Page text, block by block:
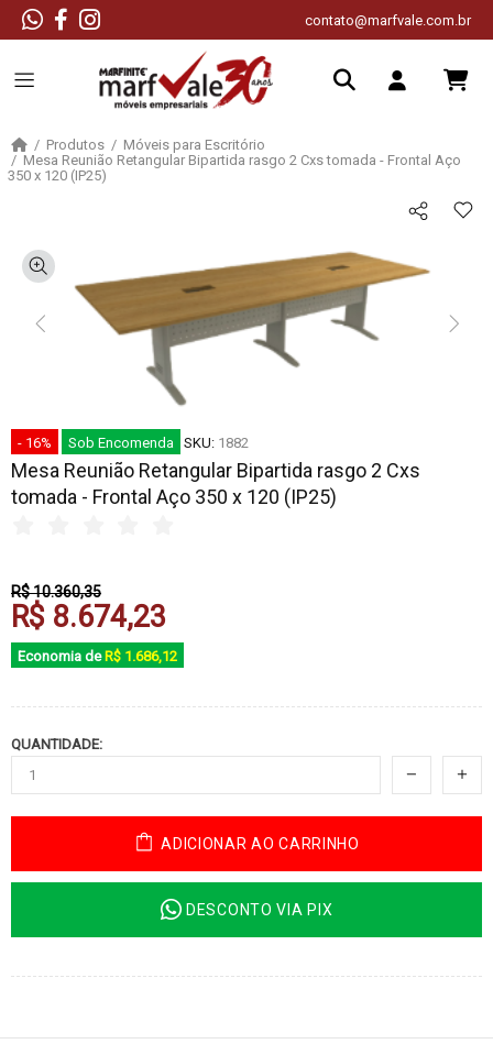
contato@marfvale.com.br
Produtos
Móveis para Escritório
Mesa Reunião Retangular Bipartida rasgo 2 Cxs tomada - Frontal Aço
350 x 120 (IP25)
- 16% Sob Encomenda SKU: 1882
Mesa Reunião Retangular Bipartida rasgo 2 Cxs
tomada - Frontal Aço 350 x 120 (IP25)
R$ 10.360,35
R$ 8.674,23
Economia de R$ 1.686,12
QUANTIDADE:
ADICIONAR AO CARRINHO
DESCONTO VIA PIX